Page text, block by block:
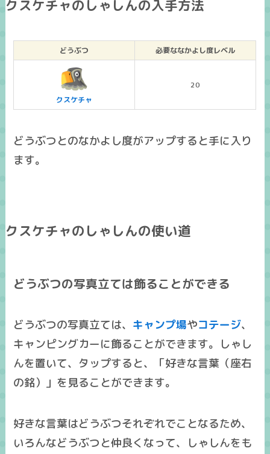
クスケチャのしゃしんの入手方法
どうぶつ 必要ななかよし度レベル
クスケチャ
20
どうぶつとのなかよし度がアップすると手に入り
ます。
クスケチャのしゃしんの使い道
どうぶつの写真立ては飾ることができる
どうぶつの写真立ては、 キャンプ場やコテージ、
キャンピングカーに飾ることができます。しゃし
んを置いて、タップすると、「好きな言葉（座右
の銘）」を見ることができます。
好きな言葉はどうぶつそれぞれでことなるため、
いろんなどうぶつと仲良くなって、しゃしんをも